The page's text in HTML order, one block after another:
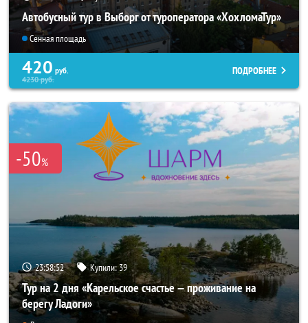
Автобусный тур в Выборг от туроператора «ХохломаТур»
Сенная площадь
420 руб.
4230руб.
ПОДРОБНЕЕ
-50%
23:58:50 Купили:39
Тур на 2 дня «Карельское счастье — проживание на
берегу Ладоги»